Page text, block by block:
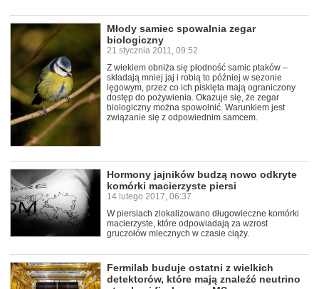
Młody samiec spowalnia zegar
biologiczny
21 stycznia 2011, 09:52
Z wiekiem obniża się płodność samic ptaków –
składają mniej jaj i robią to później w sezonie
lęgowym, przez co ich pisklęta mają ograniczony
dostęp do pożywienia. Okazuje się, że zegar
biologiczny można spowolnić. Warunkiem jest
związanie się z odpowiednim samcem.
Hormony jajników budzą nowo odkryte
komórki macierzyste piersi
14 lutego 2017, 06:37
W piersiach zlokalizowano długowieczne komórki
macierzyste, które odpowiadają za wzrost
gruczołów mlecznych w czasie ciąży.
Fermilab buduje ostatni z wielkich
detektorów, które mają znaleźć neutrino